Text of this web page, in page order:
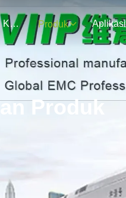
Tentang Kami Produk Aplikasi
Produk